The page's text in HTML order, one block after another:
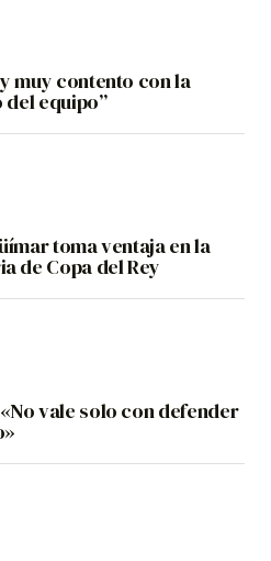
muy contento con la
equipo”
toma ventaja en la
de Copa del Rey
vale solo con defender